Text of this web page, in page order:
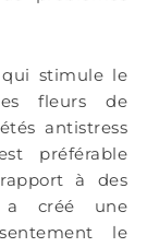
qui stimule le
fleurs de
antistress
préférable
à des
a créé une
le